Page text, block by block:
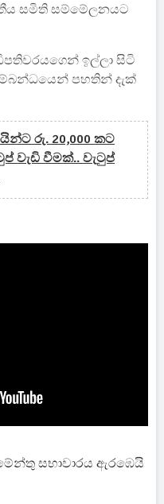
සමිති සම්මේලනයට
ඉල්ලා සිටි
පහතින් දැක්
රු. 20,000 කට
වැඩි වීමක්.. වැටුප්
සභාවාරය ඇරඹෙයි